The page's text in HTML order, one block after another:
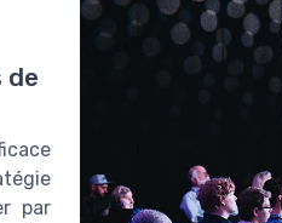
de
par